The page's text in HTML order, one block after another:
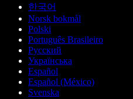
한국어
Norsk bokmål
Polski
Português Brasileiro
Русский
Українська
Español
Español (México)
Svenska